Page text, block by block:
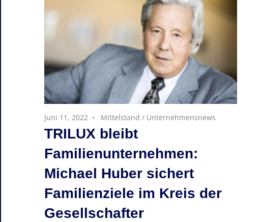
Juni 11, 2022 Mittelstand / Unternehmensnews
TRILUX bleibt
Familienunternehmen:
Michael Huber sichert
Familienziele im Kreis der
Gesellschafter